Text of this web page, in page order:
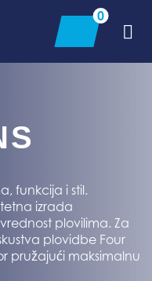
0
funkcija i stil.
izrada
plovilima. Za
plovidbe Four
pružajući maksimalnu